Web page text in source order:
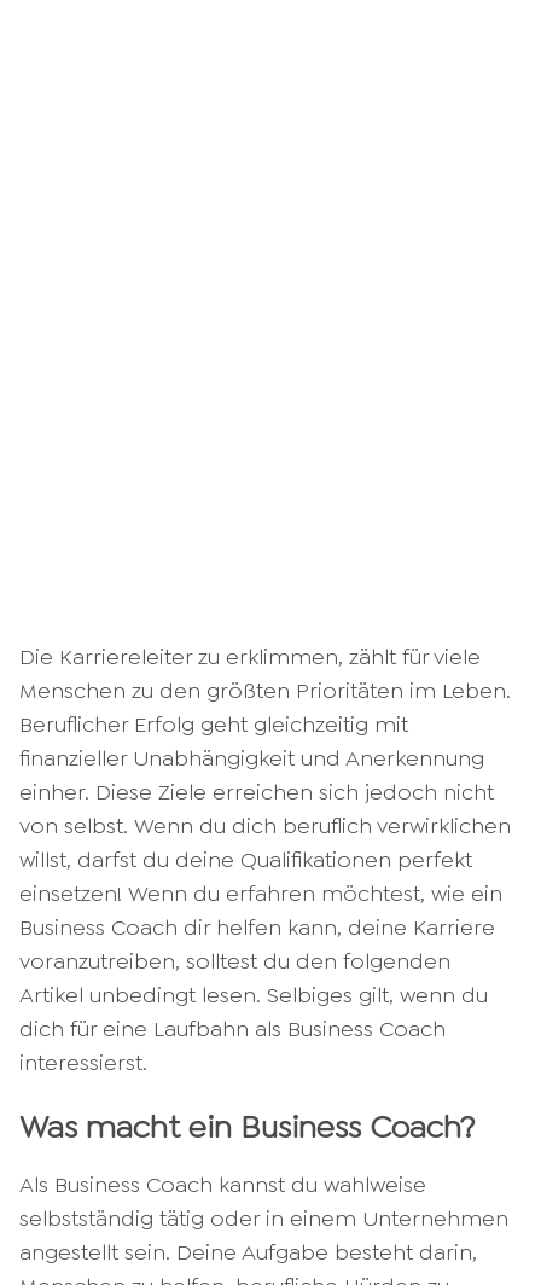
Die Karriereleiter zu erklimmen, zählt für viele
Menschen zu den größten Prioritäten im Leben.
Beruflicher Erfolg geht gleichzeitig mit
finanzieller Unabhängigkeit und Anerkennung
einher. Diese Ziele erreichen sich jedoch nicht
von selbst. Wenn du dich beruflich verwirklichen
willst, darfst du deine Qualifikationen perfekt
einsetzen! Wenn du erfahren möchtest, wie ein
Business Coach dir helfen kann, deine Karriere
voranzutreiben, solltest du den folgenden
Artikel unbedingt lesen. Selbiges gilt, wenn du
dich für eine Laufbahn als Business Coach
interessierst.
Was macht ein Business Coach?
Als Business Coach kannst du wahlweise
selbstständig tätig oder in einem Unternehmen
angestellt sein. Deine Aufgabe besteht darin,